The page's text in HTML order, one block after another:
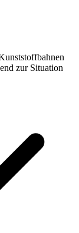
zur Situation